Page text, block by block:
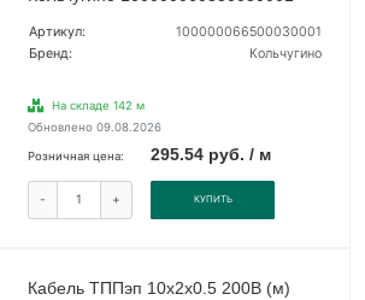
Артикул:
100000066500030001
Бренд:
Кольчугино
На складе 142 м
Обновлено 09.08.2026
Розничная цена: 295.54 руб. / м
- + КУПИТЬ
Кабель ТППэп 10х2х0.5 200В (м)